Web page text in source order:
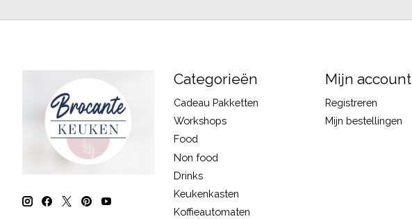
Categorieën
Cadeau Pakketten
Workshops
Food
Non food
Drinks
Keukenkasten
Koffieautomaten
Mijn account
Registreren
Mijn bestellingen